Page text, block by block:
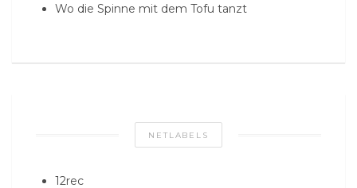
Wo die Spinne mit dem Tofu tanzt
NETLABELS
12rec